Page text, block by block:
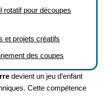
rotatif pour découpes
et projets créatifs
des coupes
devient un jeu d’enfant
Cette compétence